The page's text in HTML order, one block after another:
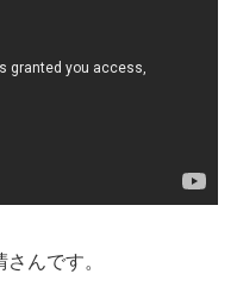
んです。